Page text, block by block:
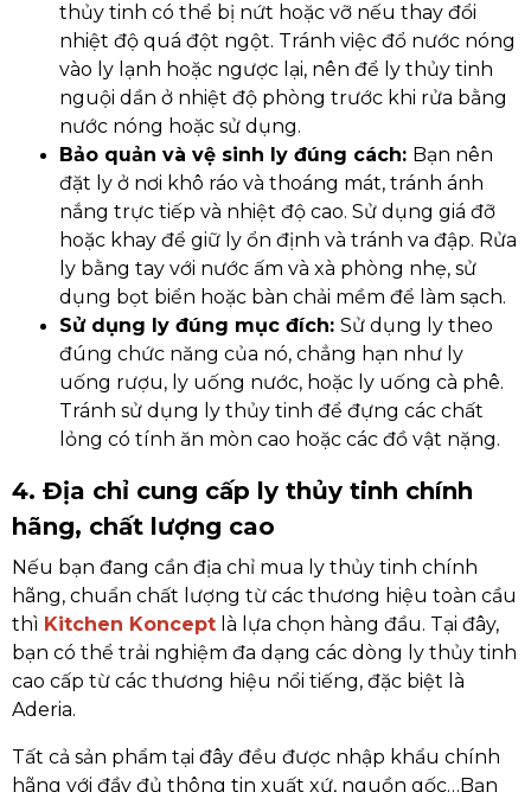
thủy tinh có thể bị nứt hoặc vỡ nếu thay đổi
nhiệt độ quá đột ngột. Tránh việc đổ nước nóng
vào ly lạnh hoặc ngược lại, nên để ly thủy tinh
nguội dần ở nhiệt độ phòng trước khi rửa bằng
nước nóng hoặc sử dụng.
Bảo quản và vệ sinh ly đúng cách: Bạn nên
đặt ly ở nơi khô ráo và thoáng mát, tránh ánh
nắng trực tiếp và nhiệt độ cao. Sử dụng giá đỡ
hoặc khay để giữ ly ổn định và tránh va đập. Rửa
ly bằng tay với nước ấm và xà phòng nhẹ, sử
dụng bọt biển hoặc bàn chải mềm để làm sạch.
Sử dụng ly đúng mục đích: Sử dụng ly theo
đúng chức năng của nó, chẳng hạn như ly
uống rượu, ly uống nước, hoặc ly uống cà phê.
Tránh sử dụng ly thủy tinh để đựng các chất
lỏng có tính ăn mòn cao hoặc các đồ vật nặng.
4. Địa chỉ cung cấp ly thủy tinh chính
hãng, chất lượng cao
Nếu bạn đang cần địa chỉ mua ly thủy tinh chính
hãng, chuẩn chất lượng từ các thương hiệu toàn cầu
thì Kitchen Koncept là lựa chọn hàng đầu. Tại đây,
bạn có thể trải nghiệm đa dạng các dòng ly thủy tinh
cao cấp từ các thương hiệu nổi tiếng, đặc biệt là
Aderia.
Tất cả sản phẩm tại đây đều được nhập khẩu chính
hãng với đầy đủ thông tin xuất xứ, nguồn gốc…Bạn